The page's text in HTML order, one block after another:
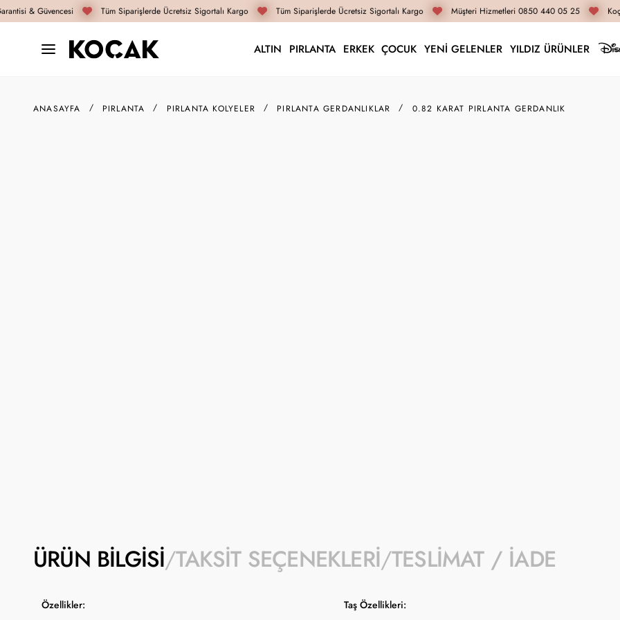
& Güvencesi Tüm Siparişlerde Ücretsiz Sigortalı Kargo Tüm Siparişlerde Ücretsiz Sigortalı Kargo Müşteri Hizmetleri 0850 440 05 25
ALTIN PIRLANTA ERKEK ÇOCUK YENİ GELENLER YILDIZ ÜRÜNLER
ANASAYFA PIRLANTA PIRLANTA KOLYELER PIRLANTA GERDANLIKLAR 0.82 KARAT PIRLANTA GERDANLIK
ÜRÜN BILGISI TAKSIT SEÇENEKLERI TESLIMAT / İADE
Özellikler: Taş Özellikleri: